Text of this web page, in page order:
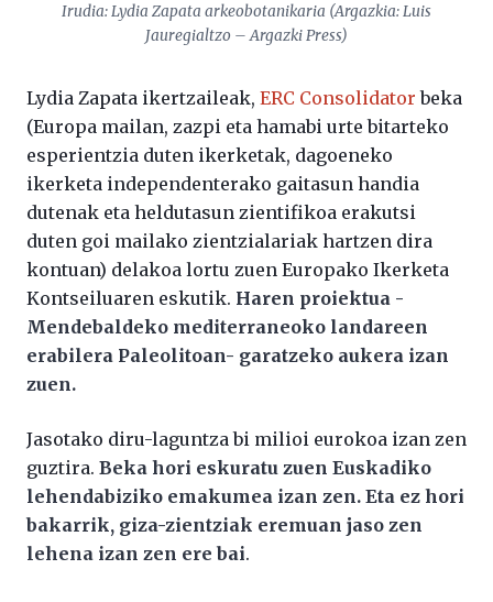
Irudia: Lydia Zapata arkeobotanikaria (Argazkia: Luis
Jauregialtzo – Argazki Press)
Lydia Zapata ikertzaileak, ERC Consolidator beka
(Europa mailan, zazpi eta hamabi urte bitarteko
esperientzia duten ikerketak, dagoeneko
ikerketa independenterako gaitasun handia
dutenak eta heldutasun zientifikoa erakutsi
duten goi mailako zientzialariak hartzen dira
kontuan) delakoa lortu zuen Europako Ikerketa
Kontseiluaren eskutik. Haren proiektua -
Mendebaldeko mediterraneoko landareen
erabilera Paleolitoan- garatzeko aukera izan
zuen.
Jasotako diru-laguntza bi milioi eurokoa izan zen
guztira. Beka hori eskuratu zuen Euskadiko
lehendabiziko emakumea izan zen. Eta ez hori
bakarrik, giza-zientziak eremuan jaso zen
lehena izan zen ere bai.